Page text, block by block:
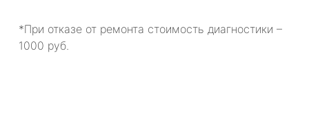
*При отказе от ремонта стоимость диагностики –
1000 руб.